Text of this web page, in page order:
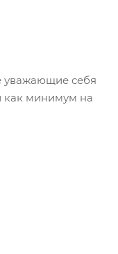
уважающие себя
как минимум на